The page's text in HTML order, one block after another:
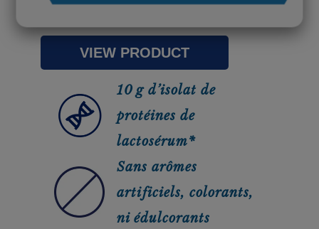
10 g d’isolat de
protéines de
lactosérum*
Sans arômes
artificiels, colorants,
ni édulcorants
VIEW PRODUCT